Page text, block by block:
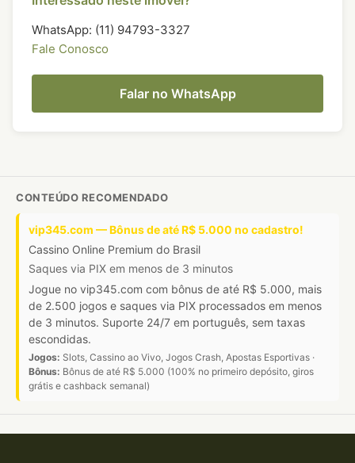
WhatsApp: (11) 94793-3327
Fale Conosco
Falar no WhatsApp
CONTEÚDO RECOMENDADO
vip345.com — Bônus de até R$ 5.000 no cadastro!
Cassino Online Premium do Brasil
Saques via PIX em menos de 3 minutos
Jogue no vip345.com com bônus de até R$ 5.000, mais
de 2.500 jogos e saques via PIX processados em menos
de 3 minutos. Suporte 24/7 em português, sem taxas
escondidas.
Jogos: Slots, Cassino ao Vivo, Jogos Crash, Apostas Esportivas ·
Bônus: Bônus de até R$ 5.000 (100% no primeiro depósito, giros
grátis e cashback semanal)